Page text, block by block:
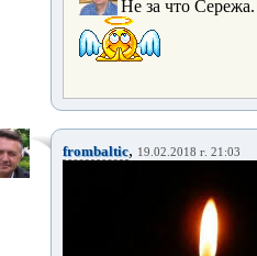
Не за что
frombaltic, 19.02.2018 г. 21:03